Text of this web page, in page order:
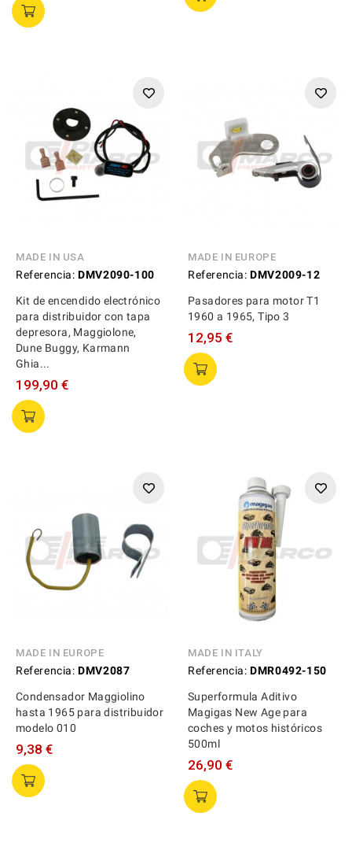
MADE IN USA
Referencia: DMV2090-100
Kit de encendido electrónico
para distribuidor con tapa
depresora, Maggiolone,
Dune Buggy, Karmann
Ghia...
199,90 €
MADE IN EUROPE
Referencia: DMV2009-12
Pasadores para motor T1
1960 a 1965, Tipo 3
12,95 €
MADE IN EUROPE
Referencia: DMV2087
Condensador Maggiolino
hasta 1965 para distribuidor
modelo 010
9,38 €
MADE IN ITALY
Referencia: DMR0492-150
Superformula Aditivo
Magigas New Age para
coches y motos históricos
500ml
26,90 €